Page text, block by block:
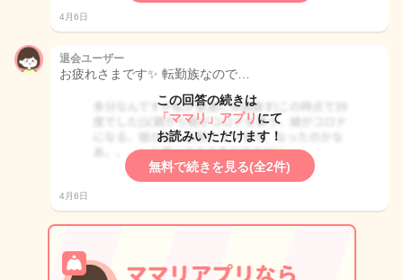
4月6日
退会ユーザー
お疲れさまです✨ 転勤族なので…
この回答の続きは
「ママリ」アプリ にて
お読みいただけます！
無料で続きを見る(全2件)
4月6日